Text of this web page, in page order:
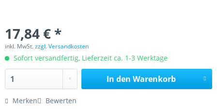
17,84 € *
inkl. MwSt.zzgl. Versandkosten
Sofort versandfertig, Lieferzeit ca. 1-3 Werktage
In den Warenkorb
Merken Bewerten